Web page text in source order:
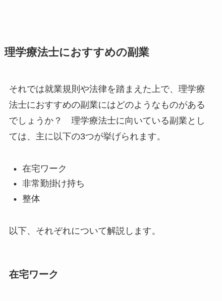
理学療法士におすすめの副業
それでは就業規則や法律を踏まえた上で、理学療
法士におすすめの副業にはどのようなものがある
でしょうか？ 理学療法士に向いている副業とし
ては、主に以下の3つが挙げられます。
在宅ワーク
非常勤掛け持ち
整体
以下、それぞれについて解説します。
在宅ワーク